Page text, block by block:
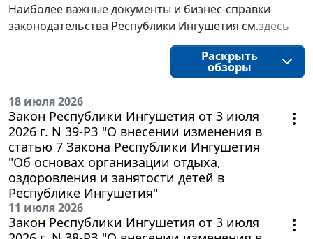
Наиболее важные документы и бизнес-справки
законодательства Республики Ингушетия см.здесь
Раскрыть
обзоры
18 июля 2026
Закон Республики Ингушетия от 3 июля
2026 г. N 39-РЗ "О внесении изменения в
статью 7 Закона Республики Ингушетия
"Об основах организации отдыха,
оздоровления и занятости детей в
Республике Ингушетия"
11 июля 2026
Закон Республики Ингушетия от 3 июля